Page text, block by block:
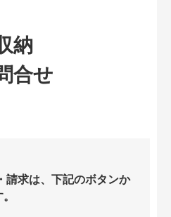
納
合せ
請求は、下記のボタンか